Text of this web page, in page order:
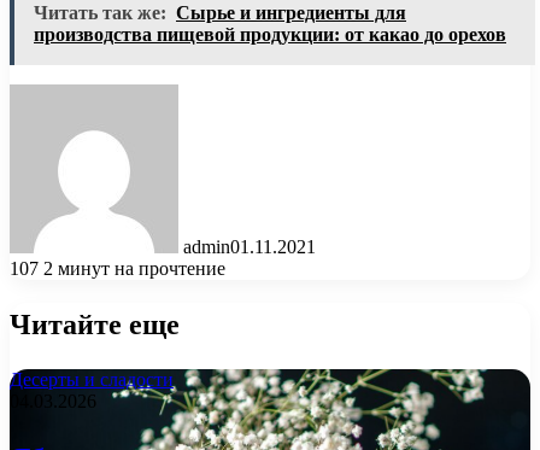
Читать так же: Сырье и ингредиенты для
производства пищевой продукции: от какао до орехов
admin01.11.2021
107 2 минут на прочтение
Читайте еще
Десерты и сладости
04.03.2026